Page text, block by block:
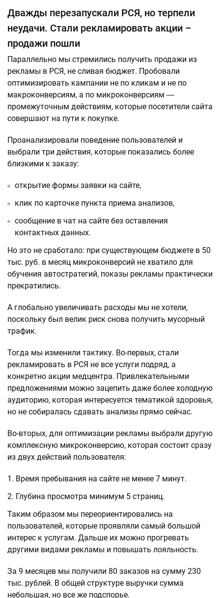
Дважды перезапускали РСЯ, но терпели
неудачи. Стали рекламировать акции –
продажи пошли
Параллельно мы стремились получить продажи из
рекламы в РСЯ, не сливая бюджет. Пробовали
оптимизировать кампании не по кликам и не по
макроконверсиям, а по микроконверсиям ―
промежуточным действиям, которые посетители сайта
совершают на пути к покупке.
Проанализировали поведение пользователей и
выбрали три действия, которые показались более
близкими к заказу:
открытие формы заявки на сайте,
клик по карточке пункта приема анализов,
сообщение в чат на сайте без оставления
контактных данных.
Но это не сработало: при существующем бюджете в 50
тыс. руб. в месяц микроконверсий не хватило для
обучения автостратегий, показы рекламы практически
прекратились.
А глобально увеличивать расходы мы не хотели,
поскольку был велик риск снова получить мусорный
трафик.
Тогда мы изменили тактику. Во-первых, стали
рекламировать в РСЯ не все услуги подряд, а
конкретно акции медцентра. Привлекательными
предложениями можно зацепить даже более холодную
аудиторию, которая интересуется тематикой здоровья,
но не собиралась сдавать анализы прямо сейчас.
Во-вторых, для оптимизации рекламы выбрали другую
комплексную микроконверсию, которая состоит сразу
из двух действий пользователя:
Время пребывания на сайте не менее 7 минут.
Глубина просмотра минимум 5 страниц.
Таким образом мы переориентировались на
пользователей, которые проявляли самый большой
интерес к услугам. Дальше их можно прогревать
другими видами рекламы и повышать лояльность.
За 9 месяцев мы получили 80 заказов на сумму 230
тыс. рублей. В общей структуре выручки сумма
небольшая, но все же подспорье.